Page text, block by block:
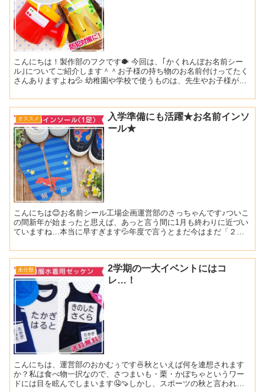
こんにちは！製作部のフクです🐡 今回は、｢かくれんぼお名前シー
ル｣についてご紹介します＾＾お子様の持ち物のお名前付けってたく
さんありますよね💦 幼稚園や学校で使うものは、先生やお子様がわ
オススメ
入学準備にも活躍★お名前インソ
ール★
こんにちは😊お名前シール工場企画運営部のさっちゃんです♪ついこ
の間新年が始まったと思えば、あっと言う間に1月も終わりに近づい
ていますね…本当に早すぎます💦年度で言うとまだ今はまだ「２０
未分類
2学期の一大イベントにはコ
レ…！
こんにちは、運営部のおかむぅです🍜秋といえば何を連想されます
か？私は食べ物一択なので、さつまいも・栗・かぼちゃというワー
ドには目を眩んでしまいます🤤🍠しかし、スポーツの秋と言われる